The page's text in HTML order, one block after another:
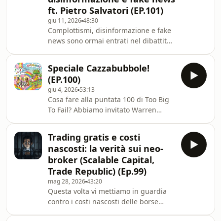
PROMOIl nostro sponsor della
puntata di oggi è Invesco. ➡️
https://bit.ly/4vV2ZfDCon l’occasione ti
ricordiamo che le informazioni di
questo podcast hanno esclusivamente
fin
ft. Pietro Salvatori (EP.101)
giu 11, 202648:30
Complottismi, disinformazione e fake
news sono ormai entrati nel dibattito
come ci possiamo difendere? Lo
chiediamo al giornalista Pietro
Salvatori.I consigli di oggi:Nicola:
Spoilerate le partite di basketVittorio:
The Pint NewsletterAlain: Sfrattati🎺
LA PROMOApri un conto corrente su
Isybank e beccati 30€ di buoni
Speciale Cazzabubbole!
(EP.100)
giu 4, 2026 53:13
Cosa fare alla puntata 100 di Too Big
To Fail? Abbiamo invitato Warren
Vaticano. Ci hanno detto tutti sì, ma
non ci sembrava la scelta giusta.
Molto meglio una puntata speciale
con SOLO cazzabubbole.Ok, non
parliamo di finanza, ma chissene, no?
Grazie per essere con noi da così
tante puntate ❤️🎺 LA PROMOMa
quale promo! Vedi il recap
Trading gratis e costi
nascosti: la verità sui neo-
broker (Scalable Capital,
Trade Republic) (Ep.99)
mag 28, 202643:20
Questa volta vi mettiamo in guardia
contro i costi nascosti delle borse